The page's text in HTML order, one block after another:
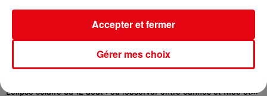
Éclipse solaire du 12 août : où l’observer entre Cannes et Nice et...
Gérer mes choix
Accepter et fermer